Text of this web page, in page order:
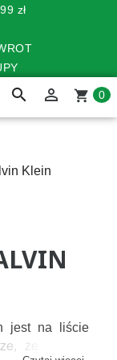
zł
search  shopping_cart 0
Klein
jest na liście
że do nas